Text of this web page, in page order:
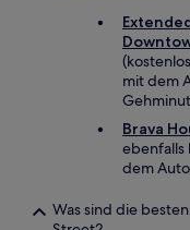
mit dem
Brava
ebenfalls
dem
Was sind die